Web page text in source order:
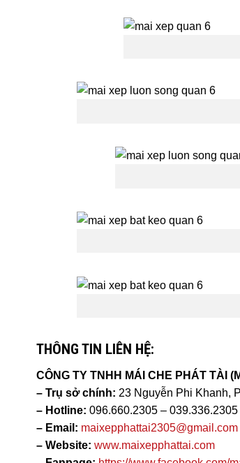
THÔNG TIN LIÊN HỆ:
CÔNG TY TNHH MÁI CHE PHÁT TÀI
– Trụ sở chính: 23 Nguyễn Phi Khanh,
– Hotline: 096.660.2305 – 039.336.2305
– Email: maixepphattai2305@gmail.com
– Website: www.maixepphattai.com